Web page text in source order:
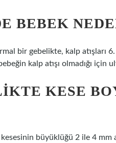
BEBEK
bir gebelikte, kalp atışları
kalp atışı olmadığı için
KESE
büyüklüğü 2 ile 4 mm